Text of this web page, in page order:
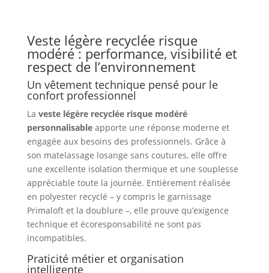
Veste légère recyclée risque
modéré : performance, visibilité et
respect de l’environnement
Un vêtement technique pensé pour le
confort professionnel
La veste légère recyclée risque modéré
personnalisableapporte une réponse moderne et
engagée aux besoins des professionnels. Grâce à
son matelassage losange sans coutures, elle offre
une excellente isolation thermique et une souplesse
appréciable toute la journée. Entièrement réalisée
en polyester recyclé – y compris le garnissage
Primaloft et la doublure –, elle prouve qu’exigence
technique et écoresponsabilité ne sont pas
incompatibles.
Praticité métier et organisation
intelligente